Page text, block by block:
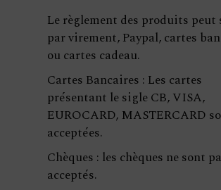
Le règlement des produits peut
par virement, Paypal, cartes
ou cartes cadeau.
Cartes Bancaires : Les cartes
présentant le sigle CB, VISA,
EUROCARD, MASTERCARD
acceptées.
Chèques : les chèques ne sont
acceptés.